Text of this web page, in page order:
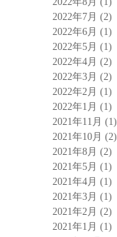
2022年7月 (2)
2022年6月 (1)
2022年5月 (1)
2022年4月 (2)
2022年3月 (2)
2022年2月 (1)
2022年1月 (1)
2021年11月 (1)
2021年10月 (2)
2021年8月 (2)
2021年5月 (1)
2021年4月 (1)
2021年3月 (1)
2021年2月 (2)
2021年1月 (1)